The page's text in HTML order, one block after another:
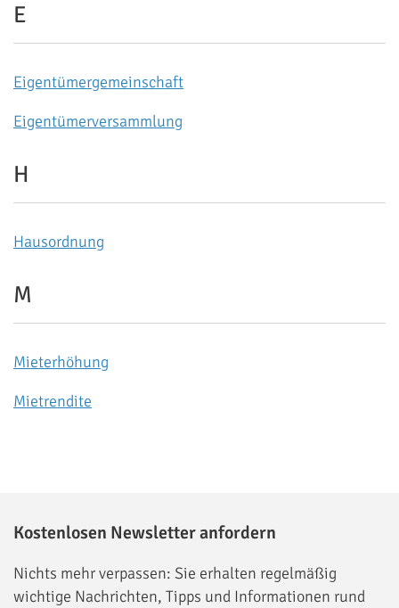
E
Eigentümergemeinschaft
Eigentümerversammlung
H
Hausordnung
M
Mieterhöhung
Mietrendite
Kostenlosen Newsletter anfordern
Nichts mehr verpassen: Sie erhalten regelmäßig
wichtige Nachrichten, Tipps und Informationen rund